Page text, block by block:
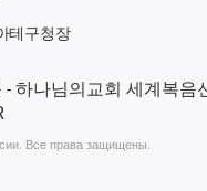
테구청장
Все права защищены.